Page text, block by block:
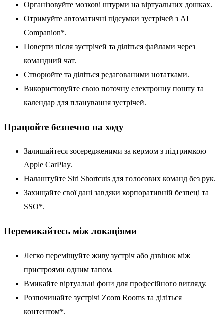
Організовуйте мозкові штурми на віртуальних дошках.
Отримуйте автоматичні підсумки зустрічей з AI
Companion*.
Поверти після зустрічей та діліться файлами через
командний чат.
Створюйте та діліться редагованими нотатками.
Використовуйте свою поточну електронну пошту та
календар для планування зустрічей.
Працюйте безпечно на ходу
Залишайтеся зосередженими за кермом з підтримкою
Apple CarPlay.
Налаштуйте Siri Shortcuts для голосових команд без рук.
Захищайте свої дані завдяки корпоративній безпеці та
SSO*.
Перемикайтесь між локаціями
Легко переміщуйте живу зустріч або дзвінок між
пристроями одним тапом.
Вмикайте віртуальні фони для професійного вигляду.
Розпочинайте зустрічі Zoom Rooms та діліться
контентом*.